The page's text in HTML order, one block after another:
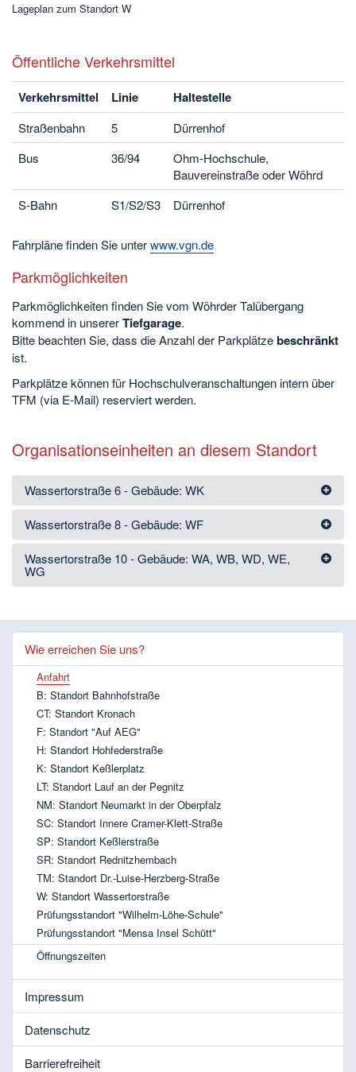
Lageplan zum Standort W
Öffentliche Verkehrsmittel
Verkehrsmittel Linie Haltestelle
Straßenbahn 5
Dürrenhof
Bus
36/94
Ohm-Hochschule,
Bauvereinstraße oder Wöhrd
S-Bahn
S1/S2/S3 Dürrenhof
Fahrpläne finden Sie unterwww.vgn.de
Parkmöglichkeiten
Parkmöglichkeiten finden Sie vom Wöhrder Talübergang
kommend in unsererTiefgarage.
Bitte beachten Sie, dass die Anzahl der Parkplätzebeschränkt
ist.
Parkplätze können für Hochschulveranschaltungen intern über
TFM (via E-Mail) reserviert werden.
Organisationseinheiten an diesem Standort
Wassertorstraße 6 - Gebäude: WK
Wassertorstraße 8 - Gebäude: WF
Wassertorstraße 10 - Gebäude: WA, WB, WD, WE,
WG
Wie erreichen Sie uns?
Anfahrt
B: Standort Bahnhofstraße
CT: Standort Kronach
F: Standort "Auf AEG"
H: Standort Hohfederstraße
K: Standort Keßlerplatz
LT: Standort Lauf an der Pegnitz
NM: Standort Neumarkt in der Oberpfalz
SC: Standort Innere Cramer-Klett-Straße
SP: Standort Keßlerstraße
SR: Standort Rednitzhembach
TM: Standort Dr.-Luise-Herzberg-Straße
W: Standort Wassertorstraße
Prüfungsstandort "Wilhelm-Löhe-Schule"
Prüfungsstandort "Mensa Insel Schütt"
Öffnungszeiten
Impressum
Datenschutz
Barrierefreiheit